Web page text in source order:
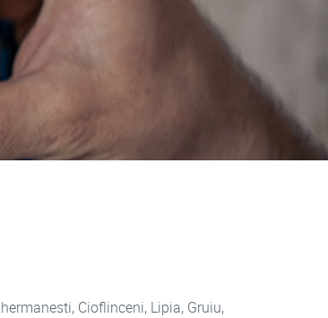
Cioflinceni, Lipia, Gruiu,